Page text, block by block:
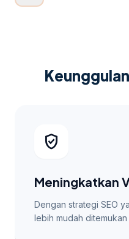
verified_user
Meningkatkan
Dengan strategi SEO
lebih mudah